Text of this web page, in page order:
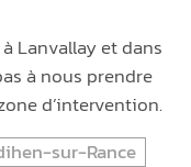
Lanvallay et dans
à nous prendre
d’intervention.
sur-Rance